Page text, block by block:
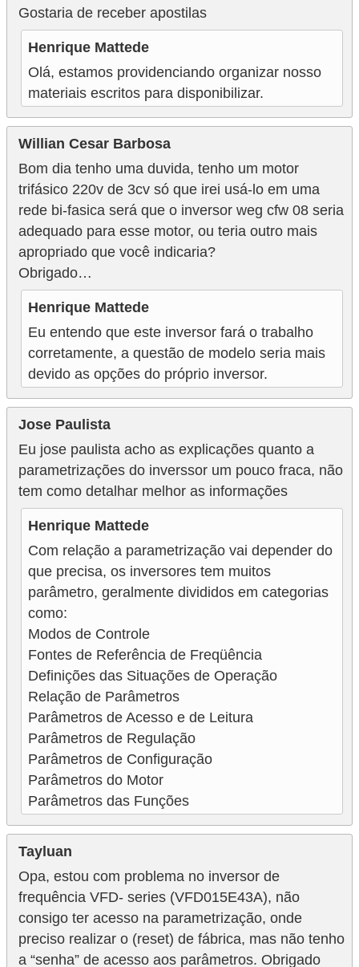
Gostaria de receber apostilas
Henrique Mattede
Olá, estamos providenciando organizar nosso
materiais escritos para disponibilizar.
Willian Cesar Barbosa
Bom dia tenho uma duvida, tenho um motor
trifásico 220v de 3cv só que irei usá-lo em uma
rede bi-fasica será que o inversor weg cfw 08 seria
adequado para esse motor, ou teria outro mais
apropriado que você indicaria?
Obrigado…
Henrique Mattede
Eu entendo que este inversor fará o trabalho
corretamente, a questão de modelo seria mais
devido as opções do próprio inversor.
Jose Paulista
Eu jose paulista acho as explicações quanto a
parametrizações do inverssor um pouco fraca, não
tem como detalhar melhor as informações
Henrique Mattede
Com relação a parametrização vai depender do
que precisa, os inversores tem muitos
parâmetro, geralmente divididos em categorias
como:
Modos de Controle
Fontes de Referência de Freqüência
Definições das Situações de Operação
Relação de Parâmetros
Parâmetros de Acesso e de Leitura
Parâmetros de Regulação
Parâmetros de Configuração
Parâmetros do Motor
Parâmetros das Funções
Tayluan
Opa, estou com problema no inversor de
frequência VFD- series (VFD015E43A), não
consigo ter acesso na parametrização, onde
preciso realizar o (reset) de fábrica, mas não tenho
a “senha” de acesso aos parâmetros. Obrigado